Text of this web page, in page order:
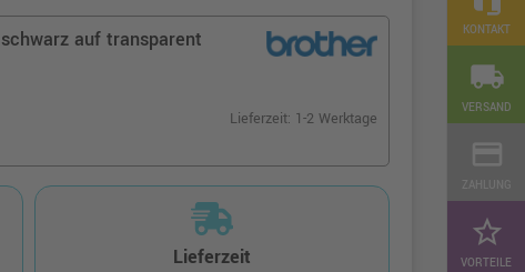
KONTAKT
local_shipping
VERSAND
star_border
VORTEILE
auf transparent
Lieferzeit: 1-2 Werktage
Lieferzeit